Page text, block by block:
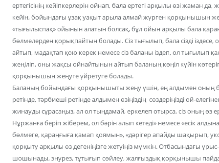
ертегісінің кейіпкерлерін ойнап, бала ертегі арқылы өзі жаман
кейін, бойындағы ұзақ уақыт арыла алмай жүрген қорқынышын
«тығылыспақ» ойынын алатын болсақ, бұл ойын арқылы бала
бөлмелерден қорықпайтын болады. Сіз тығылып, бала сізді
айтып, мадақтап қою керек немесе сіз баланы іздеп, ол тығылып
жеңіліп, оны жақсы ойнайтынын айтып баланың көңіл күйін
қорқынышын жеңуге үйретуге болады.
Баланың бойындағы қорқынышыты жеңу үшін, ең алдымен оның
ретінде, тәрбиеші ретінде алдымен өзіңіздің сөздеріңізді ой-
жинауды сұрасаңыз, ал ол тыңдамай, еркелеп отырса, сіз оның
Нұржанға беріп жіберем, ол бәрін алып кетеді» немесе «есік
бөлмеге, қараңғыға қамап қоямын», «дәрігер апайды шақырып,
қорқыту арқылы өз дегеніңізге жетуіңіз мүмкін. Отбасындағы
шошынады, энурез, тұтығып сөйлеу, жалғыздық қорқынышы